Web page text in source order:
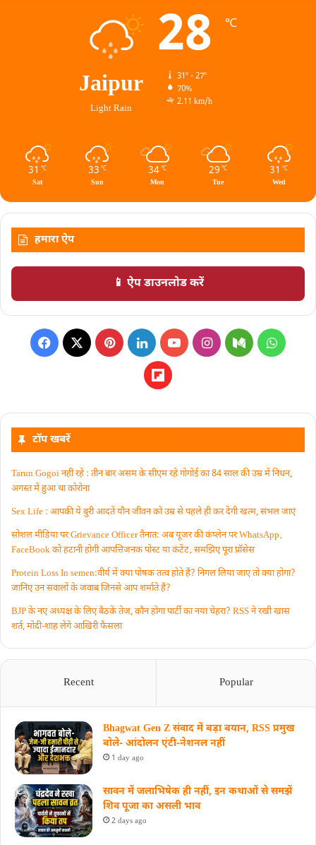
Jaipur
Light Rain
28 ℃
31º - 27º
70%
2.11 km/h
31 ℃
Sat
33 ℃
Sun
34 ℃
Mon
29 ℃
Tue
31 ℃
Wed
हमारा ऐप
📱 ऐप डाउनलोड करें
टॉप खबरें
Tarun Gogoi नहीं रहे : तीन बार असम के सीएम रहे गोगोई का 84 साल की उम्र में निधन,
अगस्त में हुआ था कोरोना
Sex Life : आपकी ये बुरी आदतें याैन जीवन को उम्र से पहले ही कर देंगी खत्म, संभल जाएं
सोशल मीडिया पर Grievance Officer तैनात: अब यूजर की कंप्लेन पर WhatsApp‚
FaceBook को हटानी होगी आपत्तिजनक पोस्ट या कंटेंट‚ समझिए पूरा प्रॉसेस
Protein Loss In semen:वीर्य में क्या पोषक तत्व होते हैं? निगल लिया जाए तो क्या होगा?
जानिए उन सवालों के जवाब जिनसे आप शर्माते हैं?
BJP के नए अध्यक्ष के लिए बैठकें तेज, कौन होगा पार्टी का नया चेहरा? RSS ने रखी खास
शर्त, मोदी-शाह लेंगे आखिरी फैसला
Recent Popular
Bhagwat Gen Z संवाद में बड़ा बयान, RSS प्रमुख
बोले- आंदोलन एंटी-नेशनल नहीं
1 day ago
सावन में जलाभिषेक ही नहीं, इन कथाओं से समझें
शिव पूजा का असली भाव
2 days ago